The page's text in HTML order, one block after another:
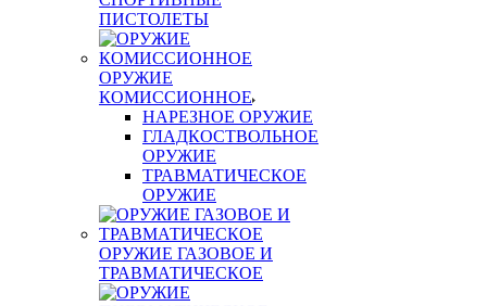
ПИСТОЛЕТЫ
ОРУЖИЕ
КОМИССИОННОЕ
НАРЕЗНОЕ ОРУЖИЕ
ГЛАДКОСТВОЛЬНОЕ
ОРУЖИЕ
ТРАВМАТИЧЕСКОЕ
ОРУЖИЕ
ОРУЖИЕ ГАЗОВОЕ И
ТРАВМАТИЧЕСКОЕ